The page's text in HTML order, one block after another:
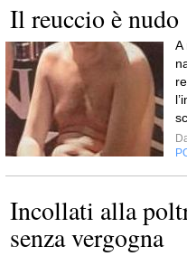
Il reuccio è nudo
A
Incollati alla
senza vergogna